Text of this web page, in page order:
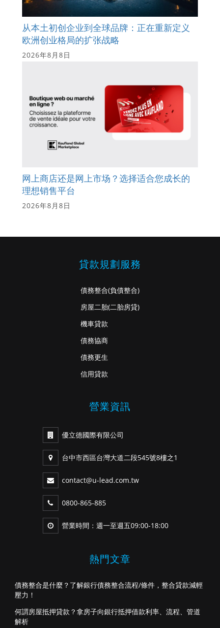
从本土初创企业到全球品牌：正在重新定义
欧洲创业格局的扩张战略
2026年8月8日
网上商店还是网上市场？选择适合您成长的
理想销售平台
2026年8月8日
貸款規劃服務
債務整合(負債整合)
房屋二胎(二胎房貸)
機車貸款
債務協商
債務更生
信用貸款
營業資訊
優立德國際有限公司
台中市西區台灣大道二段545號8樓之1
contact@u-lead.com.tw
0800-865-885
營業時間：週一至週五09:00-18:00
熱門文章
債務整合是什麼？了解銀行債務整合流程/條件，整合貸款減輕
壓力！
何謂房屋抵押貸款？拿房子向銀行抵押借款利率、流程、管道
解析